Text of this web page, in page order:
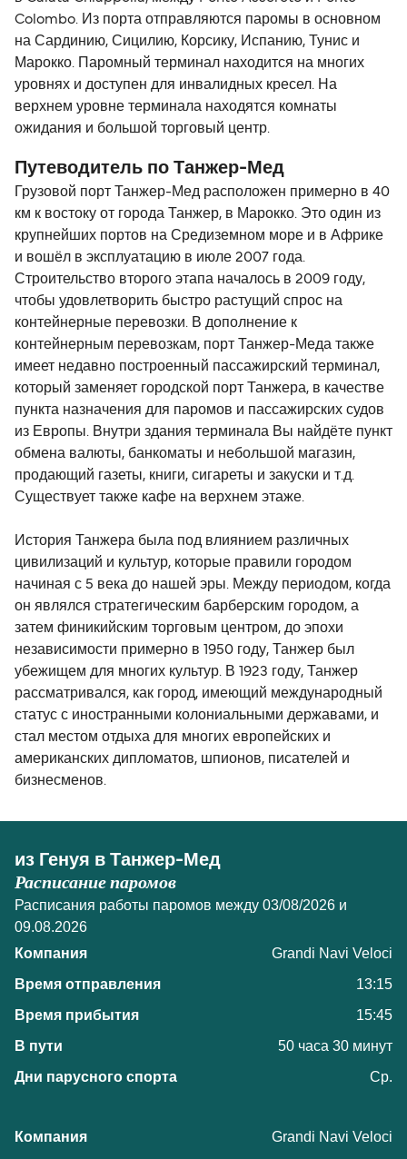
Colombo. Из порта отправляются паромы в основном
на Сардинию, Сицилию, Корсику, Испанию, Тунис и
Марокко. Паромный терминал находится на многих
уровнях и доступен для инвалидных кресел. На
верхнем уровне терминала находятся комнаты
ожидания и большой торговый центр.
Путеводитель по Танжер-Мед
Грузовой порт Танжер-Мед расположен примерно в 40
км к востоку от города Танжер, в Марокко. Это один из
крупнейших портов на Средиземном море и в Африке
и вошёл в эксплуатацию в июле 2007 года.
Строительство второго этапа началось в 2009 году,
чтобы удовлетворить быстро растущий спрос на
контейнерные перевозки. В дополнение к
контейнерным перевозкам, порт Танжер-Меда также
имеет недавно построенный пассажирский терминал,
который заменяет городской порт Танжера, в качестве
пункта назначения для паромов и пассажирских судов
из Европы. Внутри здания терминала Вы найдёте пункт
обмена валюты, банкоматы и небольшой магазин,
продающий газеты, книги, сигареты и закуски и т.д.
Существует также кафе на верхнем этаже.
История Танжера была под влиянием различных
цивилизаций и культур, которые правили городом
начиная с 5 века до нашей эры. Между периодом, когда
он являлся стратегическим барберским городом, а
затем финикийским торговым центром, до эпохи
независимости примерно в 1950 году, Танжер был
убежищем для многих культур. В 1923 году, Танжер
рассматривался, как город, имеющий международный
статус с иностранными колониальными державами, и
стал местом отдыха для многих европейских и
американских дипломатов, шпионов, писателей и
бизнесменов.
из Генуя в Танжер-Мед
Расписание паромов
Расписания работы паромов между 03/08/2026 и
09.08.2026
Grandi Navi Veloci
13:15
15:45
50 часа 30 минут
Ср.
Grandi Navi Veloci